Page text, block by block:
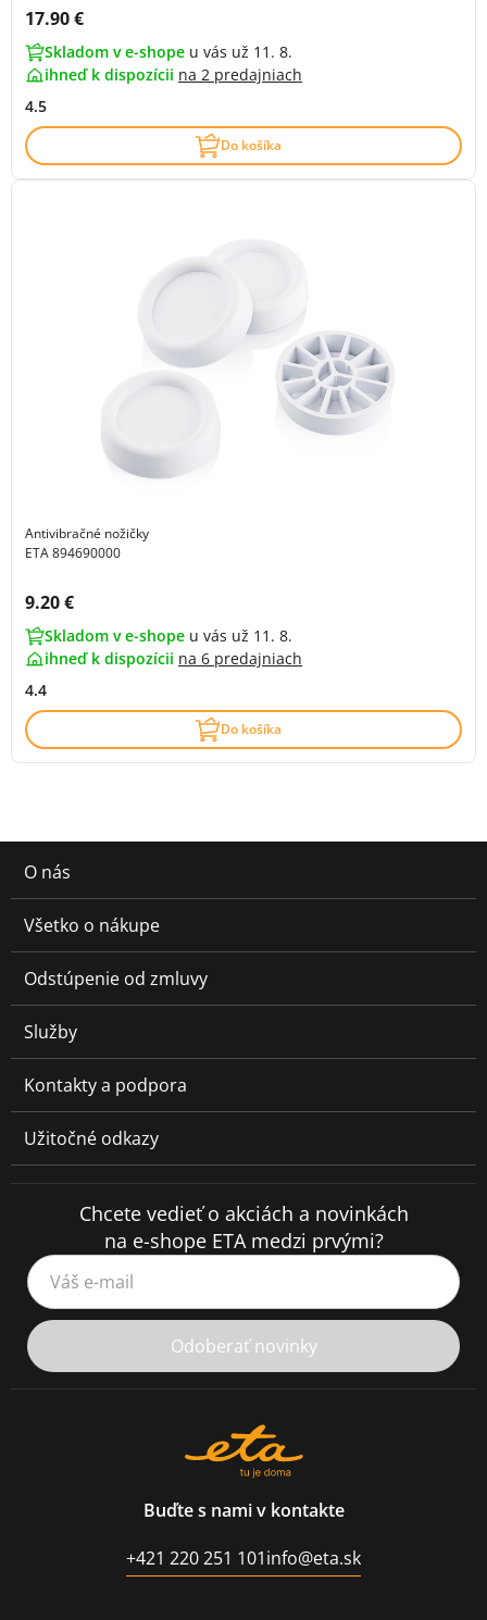
Cena s DPH:
17.90 €
Skladom v e-shope u vás už 11. 8.
ihneď k dispozícii na 2 predajniach
4.5
Do košíka
Antivibračné nožičky
ETA 894690000
Cena s DPH:
9.20 €
Skladom v e-shope u vás už 11. 8.
ihneď k dispozícii na 6 predajniach
4.4
Do košíka
O nás
Všetko o nákupe
Odstúpenie od zmluvy
Služby
Kontakty a podpora
Užitočné odkazy
Chcete vedieť o akciách a novinkách
na e-shope ETA medzi prvými?
Váš e-mail
Odoberať novinky
Buďte s nami v kontakte
+421 220 251 101info@eta.sk